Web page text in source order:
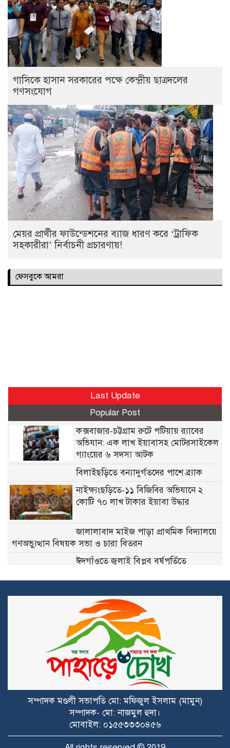
গাসিকে হাসান সরকারের পক্ষে কেন্দ্রীয় ছাত্রদলের
গণসংযোগ
মেয়র প্রার্থীর ফাউন্ডেশনের ব্যাজ ধারণ করে ‘ট্রাফিক
সহকারীরা’ নির্বাচনী প্রচারণায়!
ফেসবুকে আমরা
Last Update
Popular Post
কক্সবাজার-চট্টগ্রাম রুটে পটিয়ায় র‍্যাবের
অভিযান: এক লাখ ইয়াবাসহ মোটরসাইকেল
গ্যাংয়ের ৬ সদস্য আটক
বিলাইছড়িতে বন্যাদুর্গতদের পাশে ব্র্যাক
নাইক্ষ্যংছড়িতে-১১ বিজিবির অভিযানে ২
কোটি ৭০ লাখ টাকার ইয়াবা উদ্ধার
জালালাবাদ মাইজ পাড়া প্রাথমিক বিদ্যালয়ে
গণঅভ্যুত্থান বিষয়ক সভা ও চারা বিতরন
ঈদগাঁওতে জুলাই বিপ্লব বর্ষপূর্তিতে
বিএনপির গণমিছিল ও আলোচনা সভা
জুলাই গণঅভ্যুত্থান দিবস ঈদগাঁওতে
বিএনপির গণমিছিল ও আলোচনা সভা
পটিয়ায় ক্যান্সার আক্রান্ত রাকিব’কে
মানবতার বন্ধনের অর্থ সহায়তা প্রদান
পটিয়া চক্রশালা কৃষি উচ্চ বিদ্যালয়ে গণ-
অভ্যুত্থান দিবস পালন উপলক্ষে আলোচনা
সভা ও দোয়া মাহফিল অনুষ্ঠিত
সম্পাদক মণ্ডলী সভাপতি মো: মফিজুল ইসলাম (মামুন)
সম্পাদক- মো: নাজমুল হুদা।
মোবাইল: ০১৫৫৩৩৩০৪৫৬